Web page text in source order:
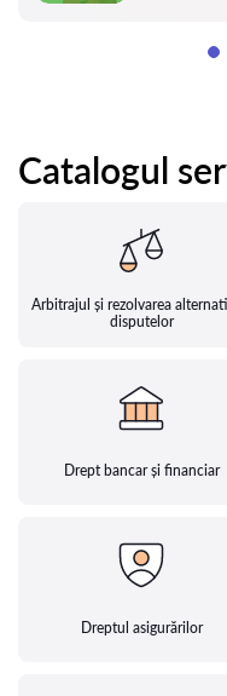
Catalogul
Arbitrajul și rezolvarea
disputelor
Drept bancar și financiar
Dreptul asigurărilor